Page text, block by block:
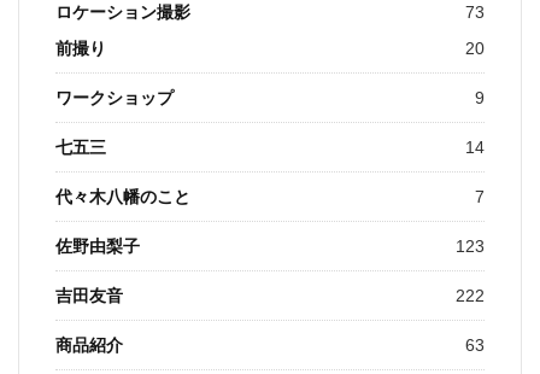
ロケーション撮影
73
前撮り
20
ワークショップ 9
七五三 14
代々木八幡のこと 7
佐野由梨子 123
吉田友音 222
商品紹介 63